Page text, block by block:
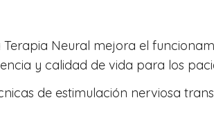
Terapia Neural mejora el
y calidad de vida para los
de estimulación nerviosa